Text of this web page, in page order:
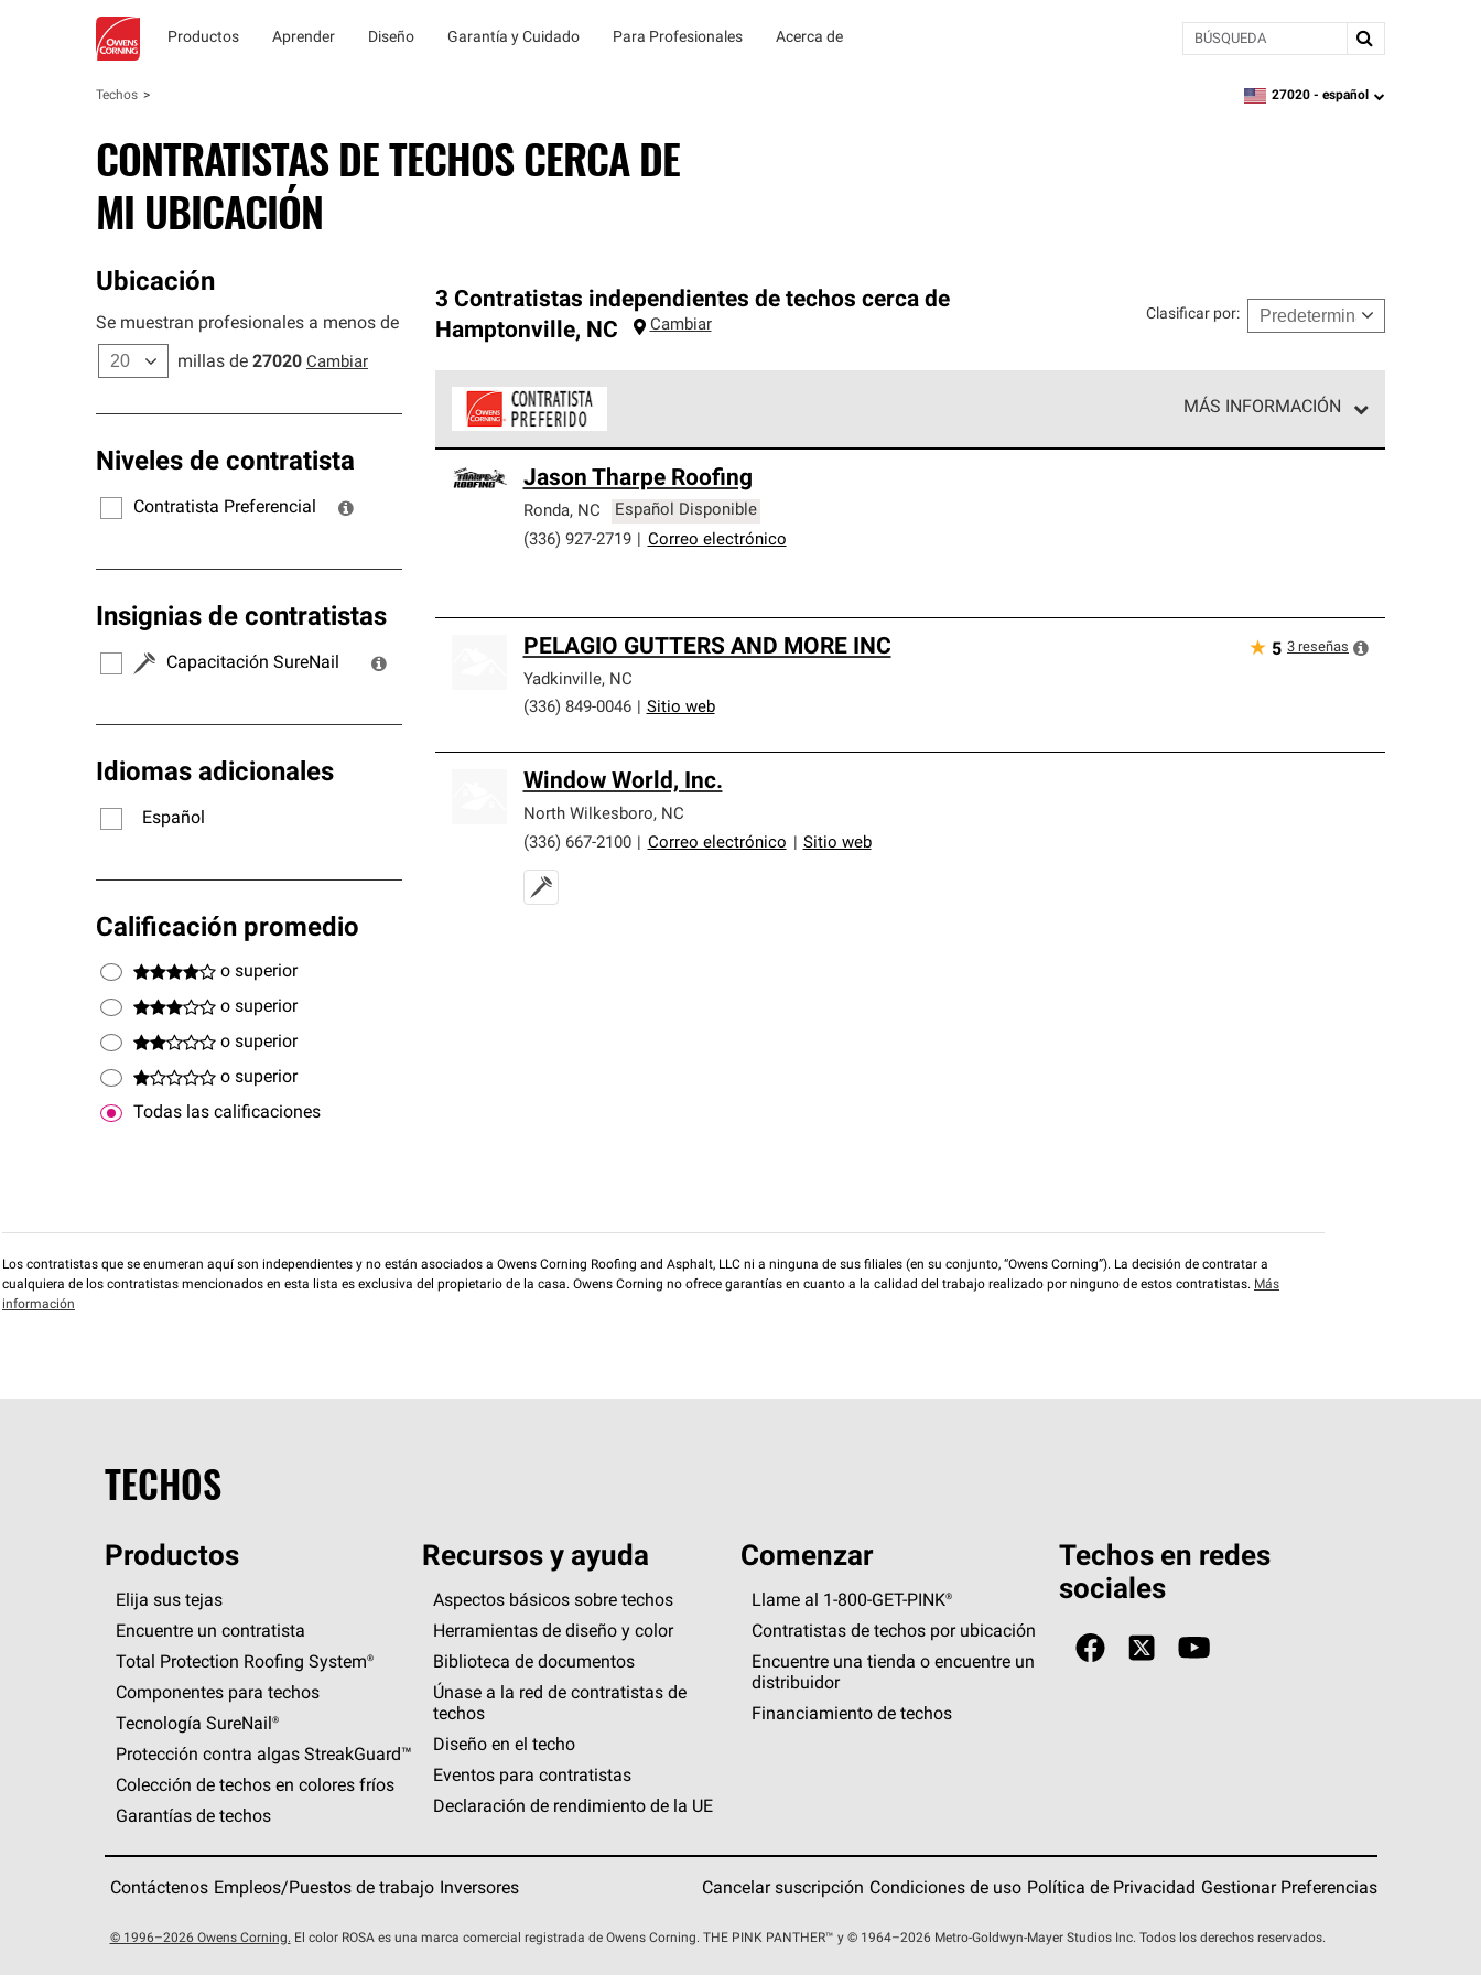
Productos Aprender Diseño Garantía y Cuidado Para Profesionales Acerca de BÚSQUEDA
Techos zipcode,language
27020 - español
CONTRATISTAS DE TECHOS CERCA DE
MI UBICACIÓN
Ubicación
Se muestran profesionales a menos de
millas de 27020 Cambiar
Niveles de contratista
Contratista Preferencial
Insignias de contratistas
Capacitación SureNail
Idiomas adicionales
Español
Calificación promedio
o superior
o superior
o superior
o superior
Todas las calificaciones
3 Contratistas independientes de techos cerca de
Hamptonville, NC Cambiar
Clasificar por:
MÁS INFORMACIÓN
cumplen con altos estándares y requisitos estrictos de profesionalismo y confiabilidad.
Jason Tharpe Roofing
Ronda, NC
Español Disponible
(336) 927-2719
Correo electrónico
PELAGIO GUTTERS AND MORE INC
Yadkinville, NC
(336) 849-0046
Sitio web
★ 5 3 reseñas
Window World, Inc.
North Wilkesboro, NC
(336) 667-2100
Correo electrónico Sitio web
Los contratistas que se enumeran aquí son independientes y no están asociados a Owens Corning Roofing and Asphalt, LLC ni a ninguna de sus filiales (en su conjunto, “Owens Corning”). La decisión de contratar a
cualquiera de los contratistas mencionados en esta lista es exclusiva del propietario de la casa. Owens Corning no ofrece garantías en cuanto a la calidad del trabajo realizado por ninguno de estos contratistas. Más
información
TECHOS
Productos
Elija sus tejas
Encuentre un contratista
Total Protection Roofing System®
Componentes para techos
Tecnología SureNail®
Protección contra algas StreakGuard™
Colección de techos en colores fríos
Garantías de techos
Recursos y ayuda
Aspectos básicos sobre techos
Herramientas de diseño y color
Biblioteca de documentos
Únase a la red de contratistas de
techos
Diseño en el techo
Eventos para contratistas
Declaración de rendimiento de la UE
Comenzar
Llame al 1-800-GET -PINK®
Contratistas de techos por ubicación
Encuentre una tienda o encuentre un
distribuidor
Financiamiento de techos
Techos en redes
sociales
Contáctenos Empleos/Puestos de trabajo Inversores Cancelar suscripción Condiciones de uso Política de Privacidad Gestionar Preferencias
© 1996–2026 Owens Corning. El color ROSA es una marca comercial registrada de Owens Corning. THE PINK PANTHER™ y © 1964–2026 Metro-Goldwyn-Mayer Studios Inc. Todos los derechos reservados.